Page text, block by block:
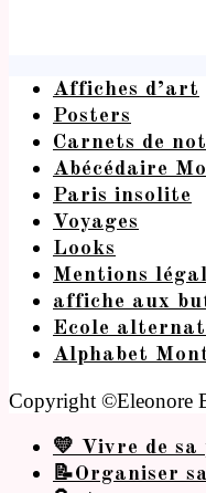
Affiches d’art
Posters
Carnets de
Abécédaire
Paris insolite
Voyages
Looks
Mentions
affiche aux
Ecole
Alphabet
Copyright ©Eleonore
💛 Vivre de sa
📝Organiser